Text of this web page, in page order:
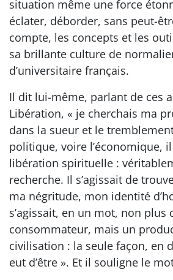
situation même une force
éclater, déborder, sans peut-
compte, les concepts et les
sa brillante culture de
d’universitaire français.
Il dit lui-même, parlant de ces
Libération, « je cherchais ma
dans la sueur et le
politique, voire l’économique, il
libération spirituelle :
recherche. Il s’agissait de
ma négritude, mon identité
s’agissait, en un mot, non plus
consommateur, mais un
civilisation : la seule façon, en
eut d’être ». Et il souligne le